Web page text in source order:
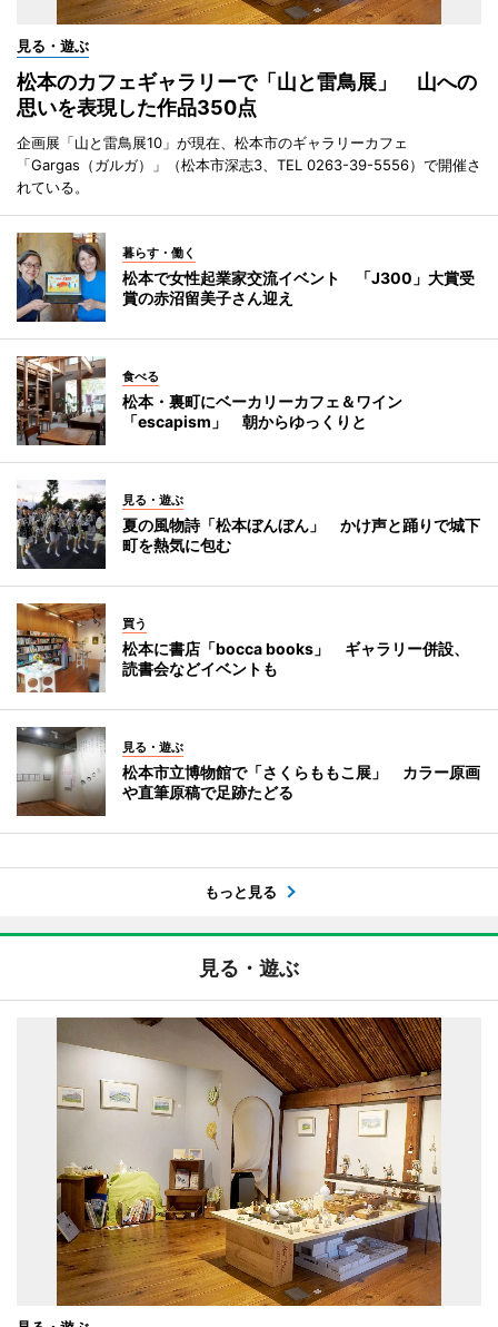
見る・遊ぶ
松本のカフェギャラリーで「山と雷鳥展」 山への
思いを表現した作品350点
企画展「山と雷鳥展10」が現在、松本市のギャラリーカフェ
「Gargas（ガルガ）」（松本市深志3、TEL 0263-39-5556）で開催さ
れている。
暮らす・働く
松本で女性起業家交流イベント 「J300」大賞受
賞の赤沼留美子さん迎え
食べる
松本・裏町にベーカリーカフェ＆ワイン
「escapism」 朝からゆっくりと
見る・遊ぶ
夏の風物詩「松本ぼんぼん」 かけ声と踊りで城下
町を熱気に包む
買う
松本に書店「bocca books」 ギャラリー併設、
読書会などイベントも
見る・遊ぶ
松本市立博物館で「さくらももこ展」 カラー原画
や直筆原稿で足跡たどる
もっと見る
見る・遊ぶ